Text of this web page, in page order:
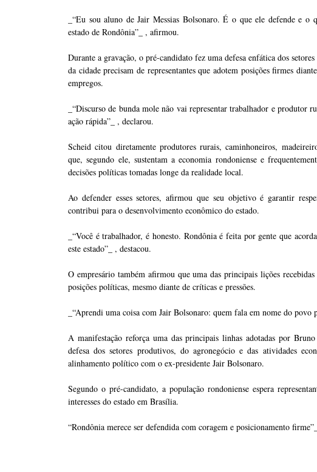
_“Eu sou aluno de Jair Messias Bolsonaro. É o que ele defende e
estado de Rondônia”_ , afirmou.
Durante a gravação, o pré-candidato fez uma defesa enfática dos
da cidade precisam de representantes que adotem posições firmes
empregos.
_“Discurso de bunda mole não vai representar trabalhador e
ação rápida”_ , declarou.
Scheid citou diretamente produtores rurais, caminhoneiros,
que, segundo ele, sustentam a economia rondoniense e
decisões políticas tomadas longe da realidade local.
Ao defender esses setores, afirmou que seu objetivo é garantir
contribui para o desenvolvimento econômico do estado.
_“Você é trabalhador, é honesto. Rondônia é feita por gente que
este estado”_ , destacou.
O empresário também afirmou que uma das principais lições
posições políticas, mesmo diante de críticas e pressões.
_“Aprendi uma coisa com Jair Bolsonaro: quem fala em nome do povo
A manifestação reforça uma das principais linhas adotadas por
defesa dos setores produtivos, do agronegócio e das atividades
alinhamento político com o ex-presidente Jair Bolsonaro.
Segundo o pré-candidato, a população rondoniense espera
interesses do estado em Brasília.
“Rondônia merece ser defendida com coragem e posicionamento